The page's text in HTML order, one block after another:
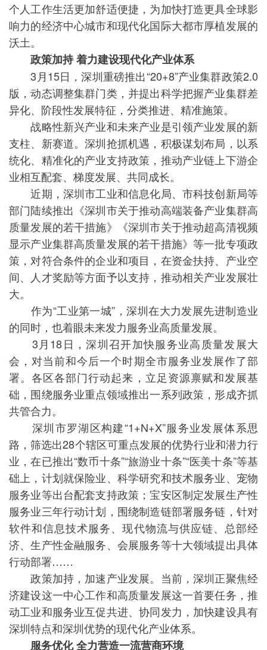
个人工作生活更加舒适便捷，为加快打造更具全球影
响力的经济中心城市和现代化国际大都市厚植发展的
沃土。
政策加持 着力建设现代化产业体系
3月15日，深圳重磅推出“20+8”产业集群政策2.0
版，动态调整集群门类，并提出科学把握产业集群差
异化、阶段性发展特征，分类推进、精准施策。
战略性新兴产业和未来产业是引领产业发展的新
支柱、新赛道。深圳抢抓机遇，积极谋划布局，以系
统化、精准化的产业支持政策，推动产业链上下游企
业相互配套、梯度发展、共同成长。
近期，深圳市工业和信息化局、市科技创新局等
部门陆续推出《深圳市关于推动高端装备产业集群高
质量发展的若干措施》《深圳市关于推动超高清视频
显示产业集群高质量发展的若干措施》等一批专项政
策，对符合条件的企业和项目，在资金扶持、产业空
间、人才奖励等方面予以支持，推动相关产业发展壮
大。
作为“工业第一城”，深圳在大力发展先进制造业
的同时，也着眼未来发力服务业高质量发展。
3月18日，深圳召开加快服务业高质量发展大
会，对当前和今后一个时期全市服务业发展作了部
署。各区各部门行动起来，立足资源禀赋和发展基
础，围绕服务业重点领域推出一系列政策，形成齐抓
共管合力。
深圳市罗湖区构建“1+N+X”服务业发展体系思
路，筛选出28个辖区可重点发展的优势行业和潜力行
业，在已推出“数币十条”“旅游业十条”“医美十条”等基
础上，计划就保险业、科学研究和技术服务业、宠物
服务业等出台配套支持政策；宝安区制定发展生产性
服务业三年行动计划，围绕制造链部署服务链，针对
软件和信息技术服务、现代物流与供应链、总部经
济、生产性金融服务、会展服务等十大领域提出具体
行动部署……
政策加持，加速产业发展。当前，深圳正聚焦经
济建设这一中心工作和高质量发展这一首要任务，推
动工业和服务业互促共进、协同发力，加快建设具有
深圳特点和深圳优势的现代化产业体系。
服务优化 全力营造一流营商环境